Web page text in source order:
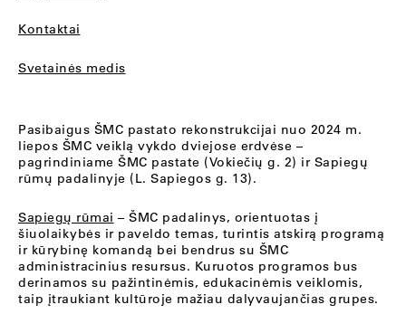
Kontaktai
Svetainės medis
Pasibaigus ŠMC pastato rekonstrukcijai nuo 2024 m.
liepos ŠMC veiklą vykdo dviejose erdvėse –
pagrindiniame ŠMC pastate (Vokiečių g. 2) ir Sapiegų
rūmų padalinyje (L. Sapiegos g. 13).
Sapiegų rūmai – ŠMC padalinys, orientuotas į
šiuolaikybės ir paveldo temas, turintis atskirą programą
ir kūrybinę komandą bei bendrus su ŠMC
administracinius resursus. Kuruotos programos bus
derinamos su pažintinėmis, edukacinėmis veiklomis,
taip įtraukiant kultūroje mažiau dalyvaujančias grupes.